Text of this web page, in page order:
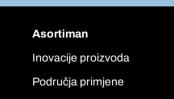
Asortiman
Inovacije proizvoda
Područja primjene